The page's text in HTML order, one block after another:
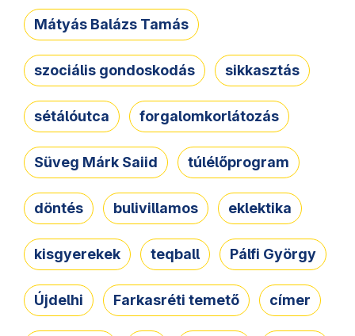
Mátyás Balázs Tamás
szociális gondoskodás sikkasztás
sétálóutca forgalomkorlátozás
Süveg Márk Saiid túlélőprogram
döntés bulivillamos eklektika
kisgyerekek teqball Pálfi György
Újdelhi Farkasréti temető címer